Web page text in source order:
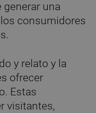
una
consumidores
y relato y la
ofrecer
Estas
visitantes,